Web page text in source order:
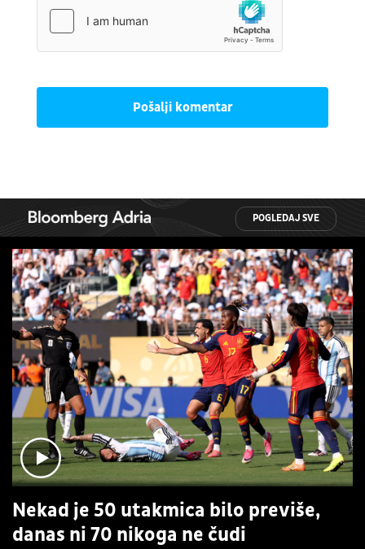
Pošalji komentar
POGLEDAJ SVE
Nekad je 50 utakmica bilo previše,
danas ni 70 nikoga ne čudi